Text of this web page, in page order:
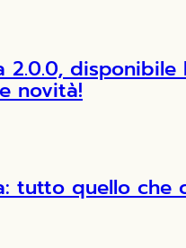
2.0.0,
novità!
tutto quello che